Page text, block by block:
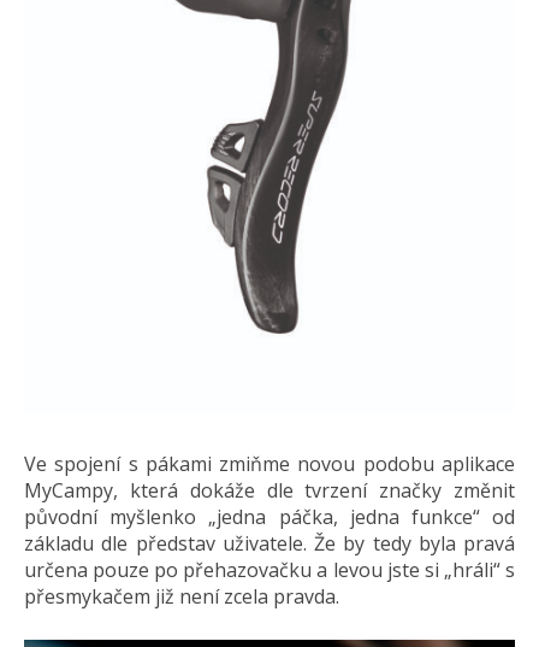
Ve spojení s pákami zmiňme novou podobu aplikace
MyCampy, která dokáže dle tvrzení značky změnit
původní myšlenko „jedna páčka, jedna funkce“ od
základu dle představ uživatele. Že by tedy byla pravá
určena pouze po přehazovačku a levou jste si „hráli“ s
přesmykačem již není zcela pravda.